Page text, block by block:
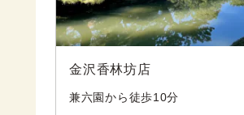
金沢香林坊店
兼六園から徒歩10分